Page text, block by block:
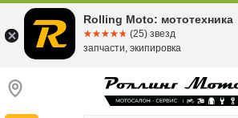
Rolling Moto: мототехника
☆☆☆☆☆
★★★★★ (25) звезд
запчасти, экипировка